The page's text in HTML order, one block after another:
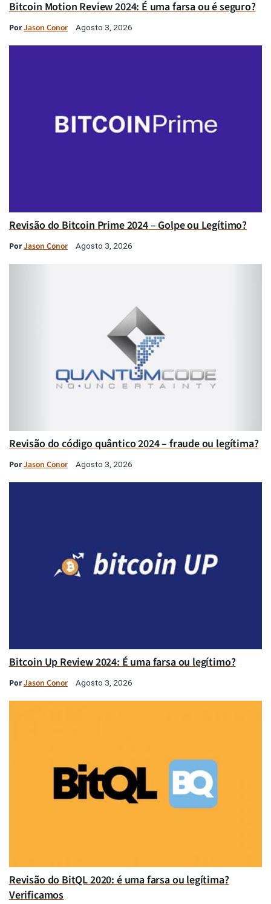
Bitcoin Motion Review 2024: É uma farsa ou é seguro?
PorJason Conor Agosto 3, 2026
Revisão do Bitcoin Prime 2024 – Golpe ou Legítimo?
PorJason Conor Agosto 3, 2026
Revisão do código quântico 2024 – fraude ou legítima?
PorJason Conor Agosto 3, 2026
Bitcoin Up Review 2024: É uma farsa ou legítimo?
PorJason Conor Agosto 3, 2026
Revisão do BitQL 2020: é uma farsa ou legítima?
Verificamos